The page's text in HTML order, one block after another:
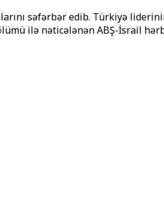
səfərbər edib. Türkiyə
ilə nəticələnən ABŞ-İsrail